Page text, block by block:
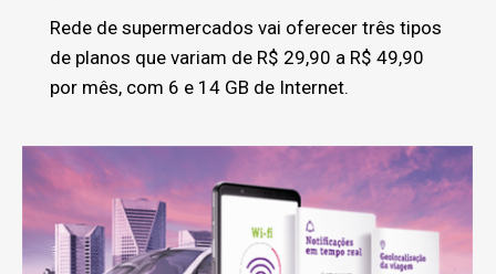
Rede de supermercados vai oferecer três tipos
de planos que variam de R$ 29,90 a R$ 49,90
por mês, com 6 e 14 GB de Internet.